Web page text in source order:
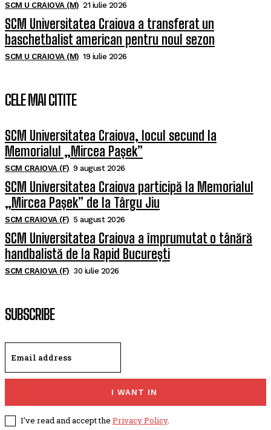
SCM U CRAIOVA (M) 21 iulie 2026
SCM Universitatea Craiova a transferat un
baschetbalist american pentru noul sezon
SCM U CRAIOVA (M) 19 iulie 2026
CELE MAI CITITE
SCM Universitatea Craiova, locul secund la
Memorialul „Mircea Pașek”
SCM CRAIOVA (F) 9 august 2026
SCM Universitatea Craiova participă la Memorialul
„Mircea Pașek” de la Târgu Jiu
SCM CRAIOVA (F) 5 august 2026
SCM Universitatea Craiova a împrumutat o tânără
handbalistă de la Rapid București
SCM CRAIOVA (F) 30 iulie 2026
SUBSCRIBE
I WANT IN
I've read and accept the Privacy Policy.